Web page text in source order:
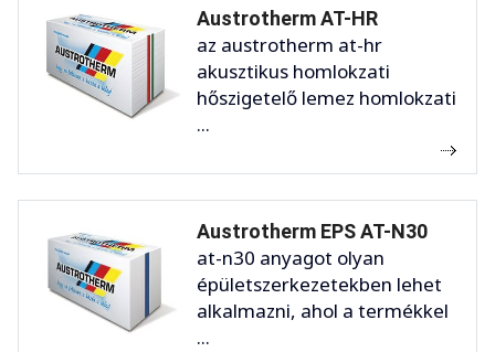
Austrotherm AT-HR
az austrotherm at-hr
akusztikus homlokzati
hőszigetelő lemez homlokzati
...
Austrotherm EPS AT-N30
at-n30 anyagot olyan
épületszerkezetekben lehet
alkalmazni, ahol a termékkel
...